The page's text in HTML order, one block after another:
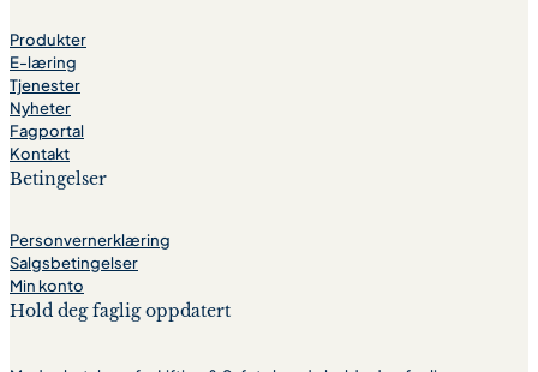
Produkter
E-læring
Tjenester
Nyheter
Fagportal
Kontakt
Betingelser
Personvernerklæring
Salgsbetingelser
Min konto
Hold deg faglig oppdatert